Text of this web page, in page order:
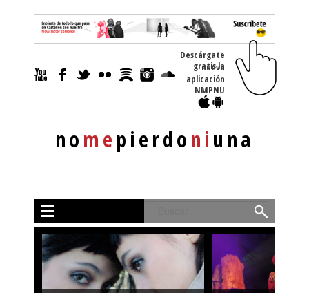
nomepierdoniuna
Descárgate
gratis la nueva
aplicación
NMPNU